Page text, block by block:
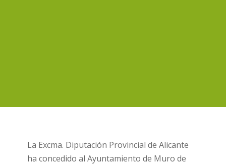
La Excma. Diputación Provincial de Alicante
ha concedido al Ayuntamiento de Muro de